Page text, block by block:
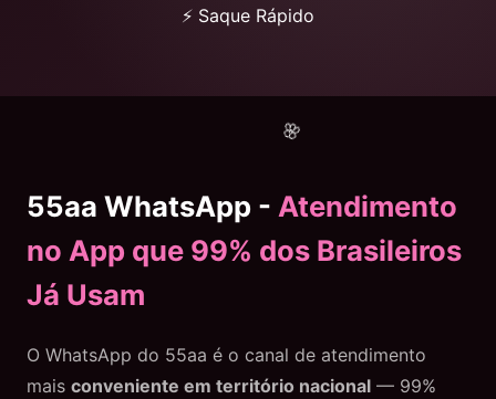
⚡ Saque Rápido
55aa WhatsApp - Atendimento
no App que 99% dos Brasileiros
Já Usam
O WhatsApp do 55aa é o canal de atendimento
mais conveniente em território nacional — 99%